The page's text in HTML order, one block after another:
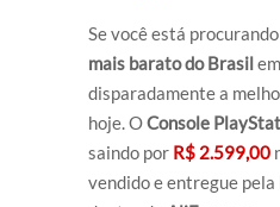
Se você está procurando
mais barato do Brasil
disparadamente a
hoje. OConsole
saindo por R$ 2.599,00
vendido e entregue pela